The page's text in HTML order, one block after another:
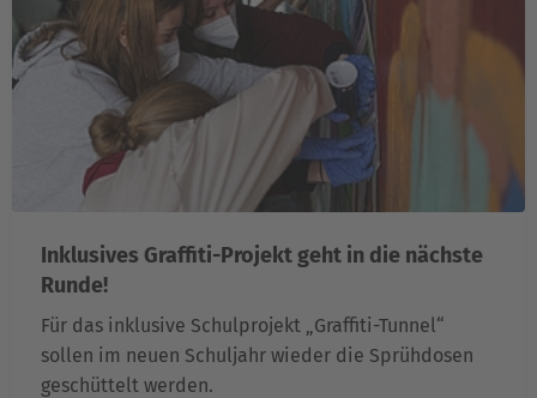
Inklusives Graffiti-Projekt geht in die nächste
Runde!
Für das inklusive Schulprojekt „Graffiti-Tunnel“
sollen im neuen Schuljahr wieder die Sprühdosen
geschüttelt werden.